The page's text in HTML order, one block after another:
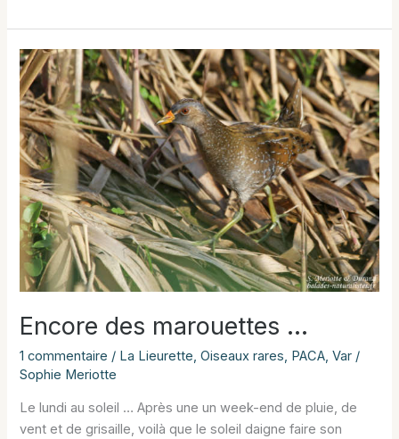
sur
la
zone
humide
de
la
Lieurette
(Hyères)
Encore des marouettes …
1 commentaire / La Lieurette,Oiseaux rares, PACA,Var /
Sophie Meriotte
Le lundi au soleil … Après une un week-end de pluie, de
vent et de grisaille, voilà que le soleil daigne faire son